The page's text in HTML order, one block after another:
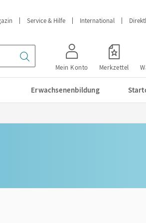
Service & Hilfe International
Mein Konto Merkzettel
Erwachsenenbildung